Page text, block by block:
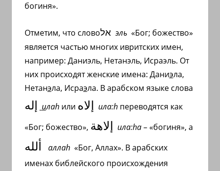
богиня».
Отметим, что слово אל эль «Бог; божество»
является частью многих ивритских имен,
например: Даниэль, Нетанэль, Исраэль. От
них происходят женские имена: Даниэла,
Нетанэла, Исраэла. В арабском языке слова
إله илаh или إلاه ила:h переводятся как
«Бог; божество», إلاهة ила:hа– «богиня», а
ألله аллаh «Бог, Аллах». В арабских
именах библейского происхождения